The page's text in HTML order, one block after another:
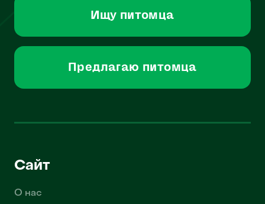
Ищу питомца
Предлагаю питомца
Сайт
О нас